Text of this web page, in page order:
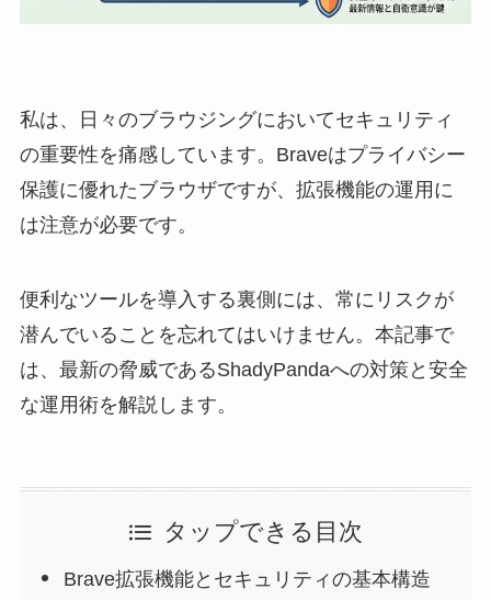
私は、日々のブラウジングにおいてセキュリティ
の重要性を痛感しています。Braveはプライバシー
保護に優れたブラウザですが、拡張機能の運用に
は注意が必要です。
便利なツールを導入する裏側には、常にリスクが
潜んでいることを忘れてはいけません。本記事で
は、最新の脅威であるShadyPandaへの対策と安全
な運用術を解説します。
タップできる目次
Brave拡張機能とセキュリティの基本構造